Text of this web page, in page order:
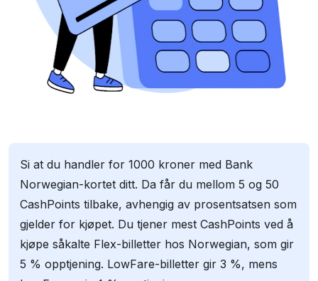
Si at du handler for 1000 kroner med Bank
Norwegian-kortet ditt. Da får du mellom 5 og 50
CashPoints tilbake, avhengig av prosentsatsen som
gjelder for kjøpet. Du tjener mest CashPoints ved å
kjøpe såkalte Flex-billetter hos Norwegian, som gir
5 % opptjening. LowFare-billetter gir 3 %, mens